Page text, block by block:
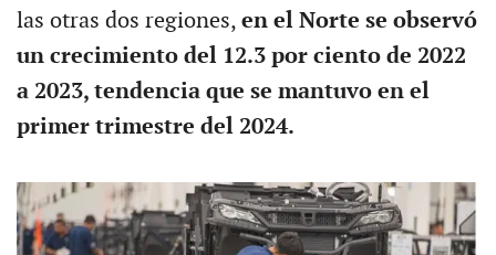
las otras dos regiones, en el Norte se observó
un crecimiento del 12.3 por ciento de 2022
a 2023, tendencia que se mantuvo en el
primer trimestre del 2024.